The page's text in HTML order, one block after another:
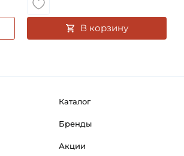
В корзину
Каталог
Бренды
Акции